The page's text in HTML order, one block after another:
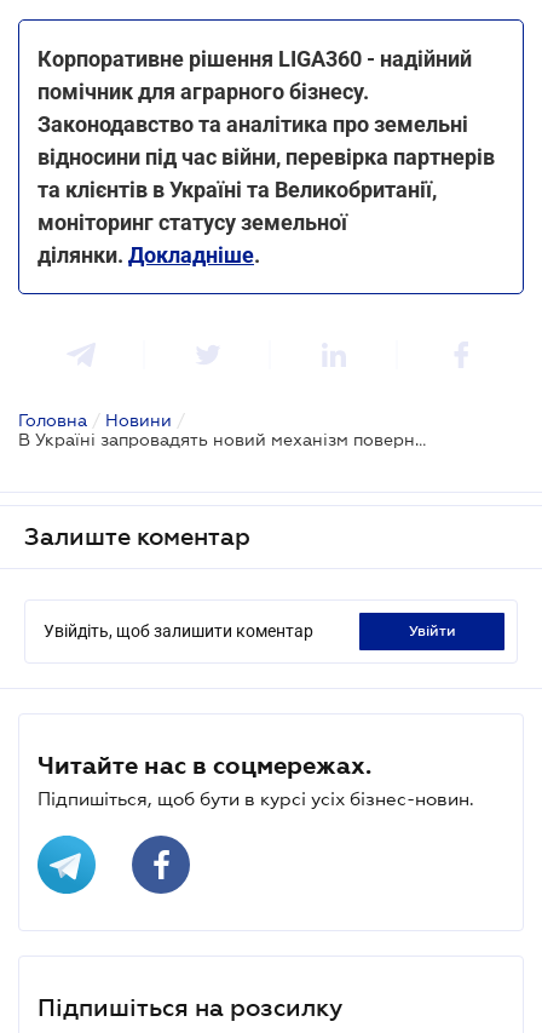
Корпоративне рішення LIGA360 - надійний
помічник для аграрного бізнесу.
Законодавство та аналітика про земельні
відносини під час війни, перевірка партнерів
та клієнтів в Україні та Великобританії,
моніторинг статусу земельної
ділянки. Докладніше.
Головна / Новини /
В Україні запровадять новий механізм повернення валютної виручки при експорті агропродукції
Залиште коментар
Увійдіть, щоб залишити коментар увійти
Читайте нас в соцмережах.
Підпишіться, щоб бути в курсі усіх бізнес-новин.
Підпишіться на розсилку